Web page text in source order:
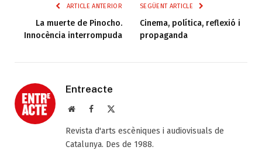
ARTICLE ANTERIOR
La muerte de Pinocho.
Innocència interrompuda
SEGÜENT ARTICLE
Cinema, política, reflexió i
propaganda
Entreacte
Web Facebook
Revista d'arts escèniques i audiovisuals de
Catalunya. Des de 1988.